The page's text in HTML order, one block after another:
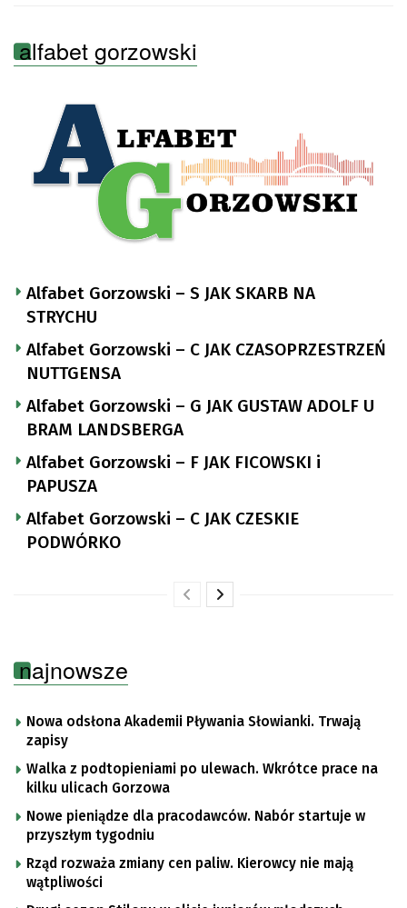
alfabet gorzowski
Alfabet Gorzowski – S JAK SKARB NA
STRYCHU
Alfabet Gorzowski – C JAK CZASOPRZESTRZEŃ
NUTTGENSA
Alfabet Gorzowski – G JAK GUSTAW ADOLF U
BRAM LANDSBERGA
Alfabet Gorzowski – F JAK FICOWSKI i
PAPUSZA
Alfabet Gorzowski – C JAK CZESKIE
PODWÓRKO
najnowsze
Nowa odsłona Akademii Pływania Słowianki. Trwają
zapisy
Walka z podtopieniami po ulewach. Wkrótce prace na
kilku ulicach Gorzowa
Nowe pieniądze dla pracodawców. Nabór startuje w
przyszłym tygodniu
Rząd rozważa zmiany cen paliw. Kierowcy nie mają
wątpliwości